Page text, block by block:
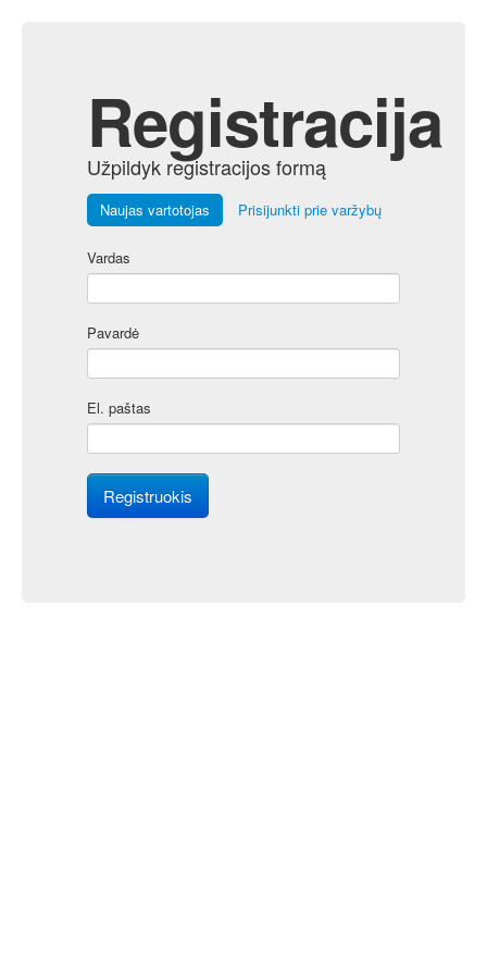
Registracija
Užpildyk registracijos formą
Naujas vartotojas Prisijunkti prie varžybų
Vardas
Pavardė
El. paštas
Registruokis